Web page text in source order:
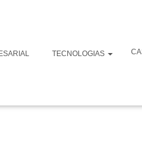
TECNOLOGIAS
e Ideris